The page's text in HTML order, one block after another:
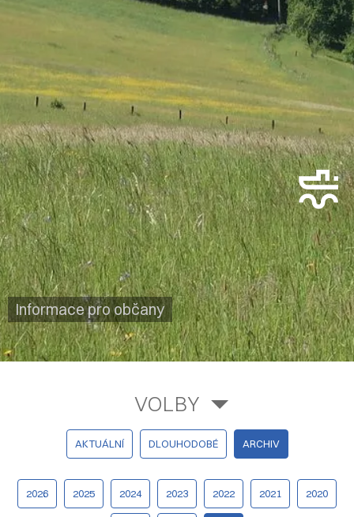
Informace pro občany
VOLBY
AKTUÁLNÍ DLOUHODOBÉ ARCHIV
2026 2025 2024 2023 2022 2021 2020